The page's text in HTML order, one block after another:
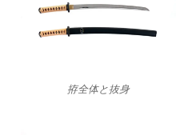
拵全体と抜身